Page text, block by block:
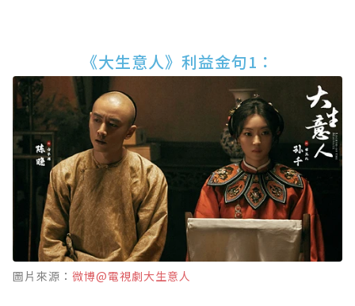
《大生意人》利益金句1：
圖片來源： 微博@電視劇大生意人